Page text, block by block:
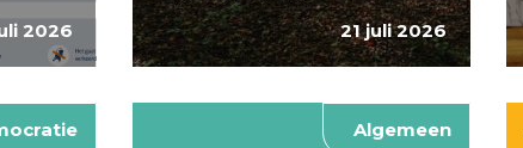
2026 21 juli 2026
Algemeen